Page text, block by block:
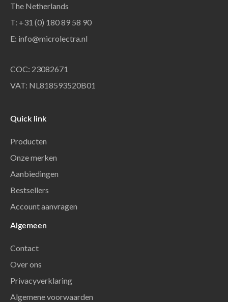
The Netherlands
T: +31 (0) 180 89 58 90
E: info@microlectra.nl
COC: 23082671
VAT: NL818593520B01
Quick link
Producten
Onze merken
Aanbiedingen
Bestsellers
Account aanvragen
Algemeen
Contact
Over ons
Privacyverklaring
Algemene voorwaarden